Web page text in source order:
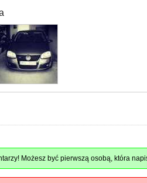
Możesz być pierwszą osobą, która